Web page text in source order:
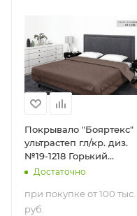
Покрывало "Бояртекс"
ультрастеп гл/кр. диз.
№19-1218 Горький
шоколад (верх/низ
(180х210)
Достаточно
при покупке от 100 тыс.
руб.